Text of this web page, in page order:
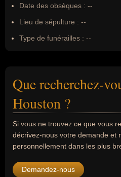
Date des obsèques : --
Lieu de sépulture : --
Type de funérailles : --
Que recherchez-
Houston ?
Si vous ne trouvez ce que vous
décrivez-nous votre demande et
personnellement dans les plus
Demandez-nous